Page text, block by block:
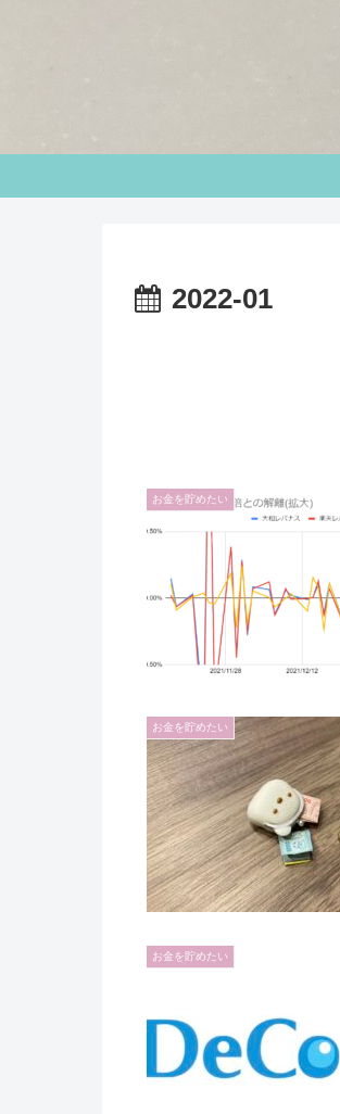
2022-01
お金を貯めたい
お金を貯めたい
お金を貯めたい